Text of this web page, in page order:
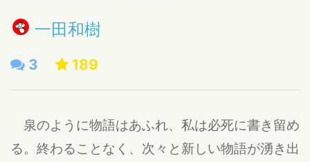
一田和樹
3 189
泉のように物語はあふれ、私は必死に書き留め
る。終わることなく、次々と新しい物語が湧き出